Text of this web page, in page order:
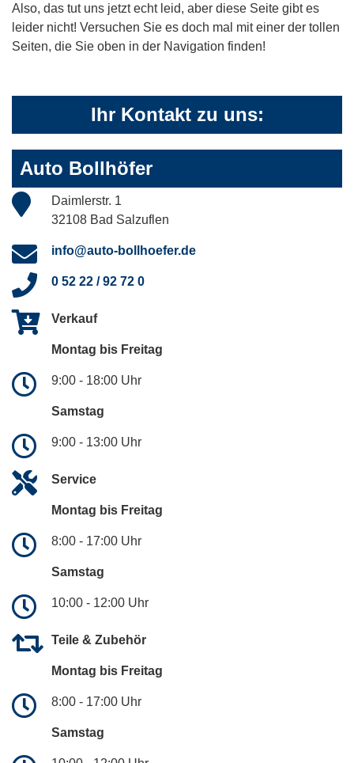
Also, das tut uns jetzt echt leid, aber diese Seite gibt es
leider nicht! Versuchen Sie es doch mal mit einer der tollen
Seiten, die Sie oben in der Navigation finden!
Ihr Kontakt zu uns:
Auto Bollhöfer
Daimlerstr. 1
32108 Bad Salzuflen
info@auto-bollhoefer.de
0 52 22 / 92 72 0
Verkauf
Montag bis Freitag
9:00 - 18:00 Uhr
Samstag
9:00 - 13:00 Uhr
Service
Montag bis Freitag
8:00 - 17:00 Uhr
Samstag
10:00 - 12:00 Uhr
Teile & Zubehör
Montag bis Freitag
8:00 - 17:00 Uhr
Samstag